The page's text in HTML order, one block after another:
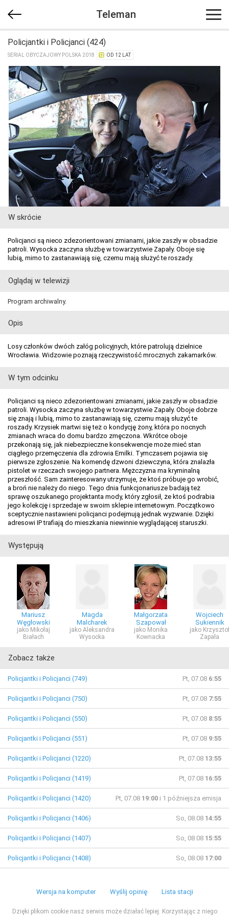
Teleman
Policjantki i Policjanci (424)
SERIAL OBYCZAJOWY POLSKA 2018 OD 12 LAT
W skrócie
Policjanci są nieco zdezorientowani zmianami, jakie zaszły w obsadzie
patroli. Wysocka zaczyna służbę w towarzystwie Zapały. Oboje się
lubią, mimo to zastanawiają się, czemu mają służyć te roszady.
Oglądaj w telewizji
Program archiwalny.
Opis
Losy członków dwóch załóg policyjnych, które patrolują dzielnice
Wrocławia. Widzowie poznają rzeczywistość mrocznych zakamarków.
W tym odcinku
Policjanci są nieco zdezorientowani zmianami, jakie zaszły w obsadzie
patroli. Wysocka zaczyna służbę w towarzystwie Zapały. Oboje dobrze
się znają i lubią, mimo to zastanawiają się, czemu mają służyć te
roszady. Krzysiek martwi się też o kondycję żony, która po nocnych
zmianach wraca do domu bardzo zmęczona. Wkrótce oboje
przekonają się, jak niebezpieczne konsekwencje może mieć stan
ciągłego przemęczenia dla zdrowia Emilki. Tymczasem pojawia się
pierwsze zgłoszenie. Na komendę dzwoni dziewczyna, która znalazła
pistolet w rzeczach swojego partnera. Mężczyzna ma kryminalną
przeszłość. Sam zainteresowany utrzymuje, że ktoś próbuje go wrobić,
a broń nie należy do niego. Tego dnia funkcjonariusze badają też
sprawę oszukanego projektanta mody, który zgłosił, że ktoś podrabia
jego kolekcję i sprzedaje w swoim sklepie internetowym. Początkowo
sceptycznie nastawieni policjanci podejmują jednak wyzwanie. Dzięki
adresowi IP trafiają do mieszkania niewinnie wyglądającej staruszki.
Występują
Mariusz
Węgłowski
jako Mikołaj
Białach
Magda
Malcharek
jako Aleksandra
Wysocka
Małgorzata
Szapował
jako Monika
Kownacka
Wojciech
Sukiennik
jako
Zapała
Zobacz także
Policjantki i Policjanci (749) Pt, 07.08 6:55
Policjantki i Policjanci (750) Pt, 07.08 7:55
Policjantki i Policjanci (550) Pt, 07.08 8:55
Policjantki i Policjanci (551) Pt, 07.08 9:55
Policjantki i Policjanci (1220) Pt, 07.08 13:55
Policjantki i Policjanci (1419) Pt, 07.08 16:55
Policjantki i Policjanci (1420) Pt, 07.08 19:00 i 1 późniejsza emisja
Policjantki i Policjanci (1406) So, 08.08 14:55
Policjantki i Policjanci (1407) So, 08.08 15:55
Policjantki i Policjanci (1408) So, 08.08 17:00
Wersja na komputer Wyślij opinię Lista stacji
Dzięki plikom cookie nasz serwis może działać lepiej. Korzystając z niego